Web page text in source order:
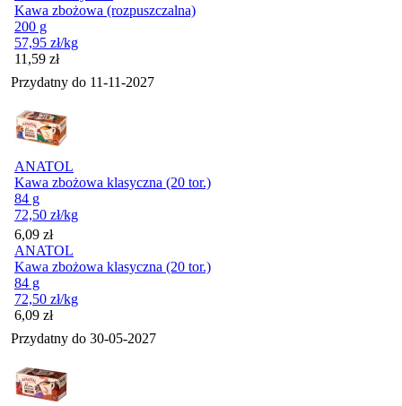
Kawa zbożowa (rozpuszczalna)
200 g
57,95 zł/kg
Cena
11,59 zł
Przydatny do 11-11-2027
ANATOL
Kawa zbożowa klasyczna (20 tor.)
84 g
72,50 zł/kg
Cena
6,09 zł
ANATOL
Kawa zbożowa klasyczna (20 tor.)
84 g
72,50 zł/kg
Cena
6,09 zł
Przydatny do 30-05-2027